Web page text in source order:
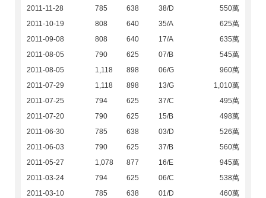
2011-11-28
785 638 38/D
550萬
2011-10-19
808 640 35/A
625萬
2011-09-08
808 640 17/A
635萬
2011-08-05
790 625 07/B
545萬
2011-08-05
1,118 898 06/G
960萬
2011-07-29
1,118 898 13/G
1,010萬
2011-07-25
794 625 37/C
495萬
2011-07-20
790 625 15/B
498萬
2011-06-30
785 638 03/D
526萬
2011-06-03
790 625 37/B
560萬
2011-05-27
1,078 877 16/E
945萬
2011-03-24
794 625 06/C
538萬
2011-03-10
785 638 01/D
460萬